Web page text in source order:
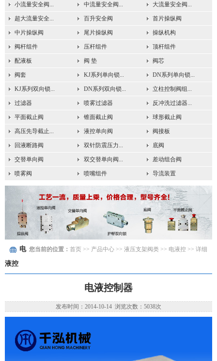
小流量安全阀... 中流量安全阀... 大流量安全阀...
超大流量安全... 百升安全阀 首片操纵阀
中片操纵阀 尾片操纵阀 操纵机构
阀杆组件 压杆组件 顶杆组件
配液板 阀 垫 阀芯
阀套 KJ系列单向锁... DN系列单向锁...
KJ系列双向锁... DN系列双向锁... 立柱控制阀组...
过滤器 喷雾过滤器 反冲洗过滤器...
平面截止阀 锥面截止阀 球形截止阀
高压先导截止... 液控单向阀 阀接板
回液断路阀 双针防震压力... 底阀
交替单向阀 双交替单向阀... 差动组合阀
喷雾阀 喷嘴组件 导流装置
您当前的位置： 首页 >> 产品中心 >> 液压支架阀类 >> 电液控 >> 详细
电
液控
电液控制器
发布时间：2014-10-14 浏览次数：5038次